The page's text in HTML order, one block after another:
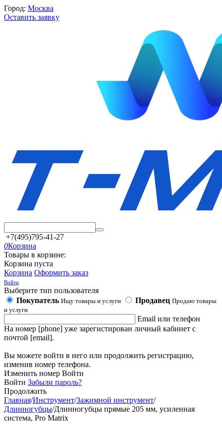
Город: Москва
Оставить заявку
+7(495)795-41-27
0Корзина
Товары в корзине:
Корзина пуста
Корзина Оформить заказ
Войти
Выберите тип пользователя
Покупатель Ищу товары и услуги Продавец Продаю товары
и услуги
Email или телефон
На номер [phone] уже зарегистирован личный кабинет с
почтой [email].
Вы можете войти в него или продолжить регистрацию,
изменив номер телефона.
Изменить номер Войти
Войти Забыли пароль?
Продолжить
Главная/Инструмент/Зажимной инструмент/
Длинногубцы/Длинногубцы прямые 205 мм, усиленная
система, Pro Matrix